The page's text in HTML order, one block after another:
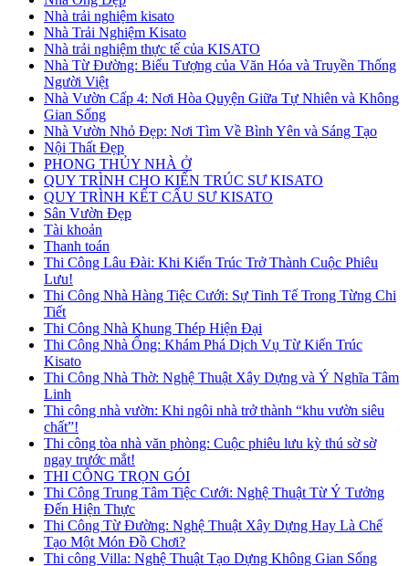
Nhà trải nghiệm kisato
Nhà Trải Nghiệm Kisato
Nhà trải nghiệm thực tế của KISATO
Nhà Từ Đường: Biểu Tượng của Văn Hóa và Truyền Thống
Người Việt
Nhà Vườn Cấp 4: Nơi Hòa Quyện Giữa Tự Nhiên và Không
Gian Sống
Nhà Vườn Nhỏ Đẹp: Nơi Tìm Về Bình Yên và Sáng Tạo
Nội Thất Đẹp
PHONG THỦY NHÀ Ở
QUY TRÌNH CHO KIẾN TRÚC SƯ KISATO
QUY TRÌNH KẾT CẤU SƯ KISATO
Sân Vườn Đẹp
Tài khoản
Thanh toán
Thi Công Lâu Đài: Khi Kiến Trúc Trở Thành Cuộc Phiêu
Lưu!
Thi Công Nhà Hàng Tiệc Cưới: Sự Tinh Tế Trong Từng Chi
Tiết
Thi Công Nhà Khung Thép Hiện Đại
Thi Công Nhà Ống: Khám Phá Dịch Vụ Từ Kiến Trúc
Kisato
Thi Công Nhà Thờ: Nghệ Thuật Xây Dựng và Ý Nghĩa Tâm
Linh
Thi công nhà vườn: Khi ngôi nhà trở thành “khu vườn siêu
chất”!
Thi công tòa nhà văn phòng: Cuộc phiêu lưu kỳ thú sờ sờ
ngay trước mắt!
THI CÔNG TRỌN GÓI
Thi Công Trung Tâm Tiệc Cưới: Nghệ Thuật Từ Ý Tưởng
Đến Hiện Thực
Thi Công Từ Đường: Nghệ Thuật Xây Dựng Hay Là Chế
Tạo Một Món Đồ Chơi?
Thi công Villa: Nghệ Thuật Tạo Dựng Không Gian Sống